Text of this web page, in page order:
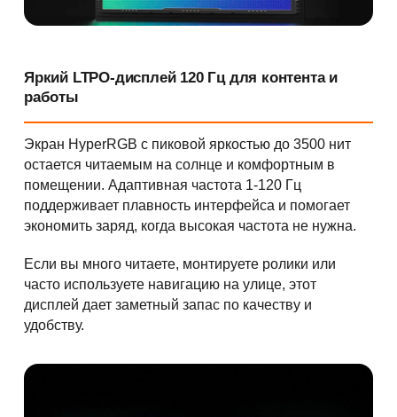
Яркий LTPO-дисплей 120 Гц для контента и
работы
Экран HyperRGB с пиковой яркостью до 3500 нит
остается читаемым на солнце и комфортным в
помещении. Адаптивная частота 1-120 Гц
поддерживает плавность интерфейса и помогает
экономить заряд, когда высокая частота не нужна.
Если вы много читаете, монтируете ролики или
часто используете навигацию на улице, этот
дисплей дает заметный запас по качеству и
удобству.